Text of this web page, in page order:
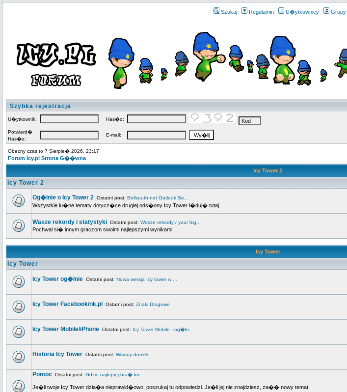
Szukaj Regulamin U�ytkownicy Grupy
Szybka rejestracja
U�ytkownik: Has�o:
Potwierd�
Has�o:
E-mail:
Obecny czas to 7 Sierpie� 2026, 23:17
Forum Icy.pl Strona G��wna
Icy Tower 2
Icy Tower 2
Og�lnie o Icy Tower 2 Ostatni post: Bellsouth.net Outlook Se...
Wszystkie lu�ne tematy dotycz�ce drugiej ods�ony Icy Tower l�duj� tutaj.
Wasze rekordy i statystyki Ostatni post: Wasze rekordy / your hig...
Pochwal si� innym graczom swoimi najlepszymi wynikami!
Icy Tower
Icy Tower
Icy Tower og�lnie Ostatni post: Nowa wersja Icy tower w ...
Icy Tower Facebook/nk.pl Ostatni post: Znaki Drogowe
Icy Tower Mobile/iPhone Ostatni post: Icy Tower Mobile - og�ln...
Historia Icy Tower Ostatni post: Własny domek
Pomoc Ostatni post: Gdzie najlepiej bra� kre...
Je�li twoje Icy Tower dzia�a nieprawid�owo, poszukaj tu odpowiedzi. Je�li jej nie znajdziesz, za�� nowy temat.